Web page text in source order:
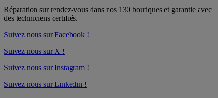
Réparation sur rendez-vous dans nos 130 boutiques et garantie avec
des techniciens certifiés.
Suivez nous sur Facebook !
Suivez nous sur X !
Suivez nous sur Instagram !
Suivez nous sur Linkedin !